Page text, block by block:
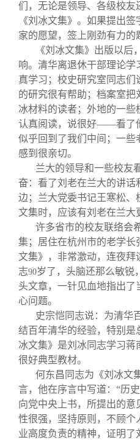
校友视界
理事会名单
制度法规
联系我们
们，无论是领导、各级校友
《刘冰文集》。如果提出
家的愿望，签上刚劲有力的
《刘冰文集》出版以后
响。清华离退休干部理论
真学习；校史研究室同志们
的研究很有帮助；档案室把
冰材料的读者；外地的一些
认真阅读，说很好——看了
似乎回到了我们中间；一些
感到很亲切。
兰大的领导和一些校友
奋：看了刘老在兰大的讲话
边；兰大党委书记王寒松、
文集时，应该有刘老在兰大
许多省市的校友联络会
集；居住在杭州市的老学长
文集》，非常激动，连夜拜
志90岁了，头脑还那么敏锐，
头文章，一针见血地指出
心问题。
史宗恺同志说：为清华
结百年清华的经验，特别是
冰文集》是刘冰同志学习
很好典型教材。
何东昌同志为《刘冰文
言，他在序言中写道：“历
向党中央上书，所提出的
性很强，坚持原则，不顾
业高度负责的精神，证明了